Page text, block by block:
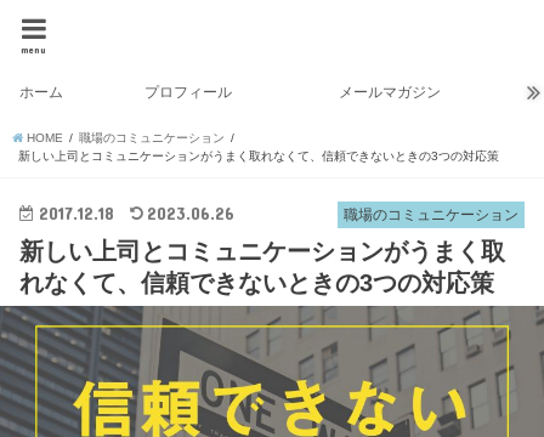
menu
ホーム プロフィール メールマガジン
HOME
職場のコミュニケーション
新しい上司とコミュニケーションがうまく取れなくて、信頼できないときの3つの対応策
職場のコミュニケーション
2017.12.18 2023.06.26
新しい上司とコミュニケーションがうまく取
れなくて、信頼できないときの3つの対応策